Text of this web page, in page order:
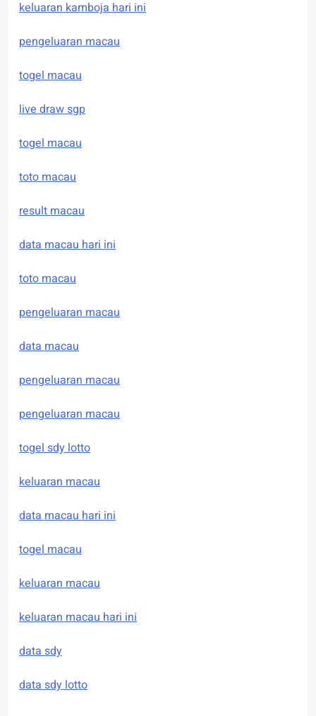
keluaran kamboja hari ini
pengeluaran macau
togel macau
live draw sgp
togel macau
toto macau
result macau
data macau hari ini
toto macau
pengeluaran macau
data macau
pengeluaran macau
pengeluaran macau
togel sdy lotto
keluaran macau
data macau hari ini
togel macau
keluaran macau
keluaran macau hari ini
data sdy
data sdy lotto